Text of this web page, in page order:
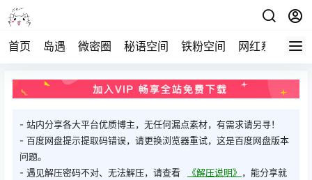
首页 岛遇 微密圈 秘语空间 铁粉空间 网红系列 打
- 站内分享各大平台优质博主，无任何漏点素材，有需求请另寻！
- 百度网盘提示提取码错误，请更换浏览器重试，这是百度网盘版本
问题。
- 遇见解压密码不对、无法解压，请查看
《解压说明》 ，能分享就